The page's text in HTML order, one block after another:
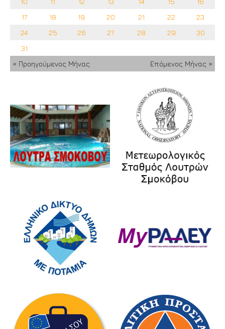
17
18 19 20 21 22
23
24
25 26 27 28 29
30
31
« Προηγούμενος Μήνας
Επόμενος Μήνας »